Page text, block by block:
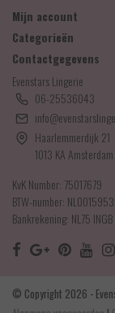
Mijn account
Categorieën
Contactgegevens
Evenstars Lingerie
06-25536043
Haarlemmerdijk 21
1013 KA Amsterdam
KvK Number: 75017679
BTW-number:
Bankrekening: NL75
© Copyright 2026 -